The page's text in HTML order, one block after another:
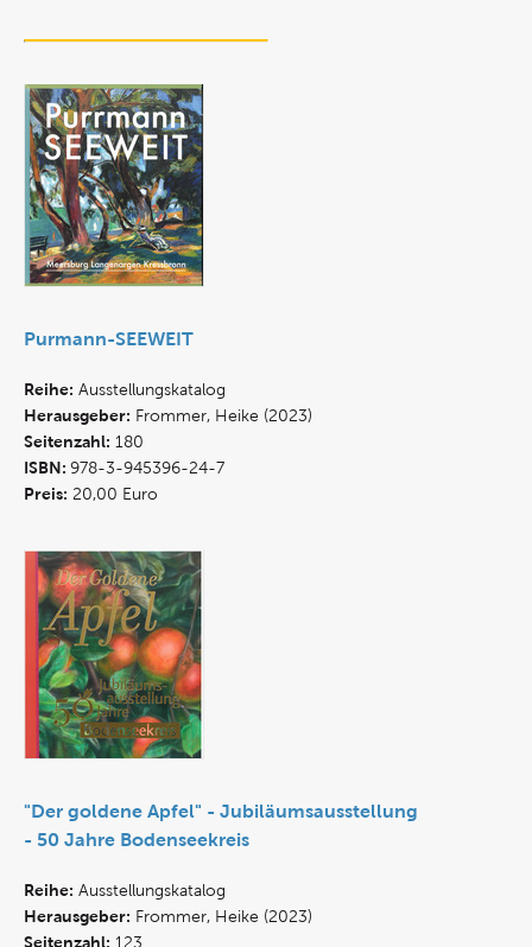
Purmann-SEEWEIT
Reihe: Ausstellungskatalog
Herausgeber: Frommer, Heike (2023)
Seitenzahl: 180
ISBN: 978-3-945396-24-7
Preis: 20,00 Euro
"Der goldene Apfel" - Jubiläumsausstellung
- 50 Jahre Bodenseekreis
Reihe: Ausstellungskatalog
Herausgeber: Frommer, Heike (2023)
Seitenzahl: 123